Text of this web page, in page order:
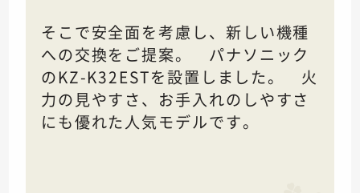
そこで安全面を考慮し、新しい機種
への交換をご提案。 パナソニック
のKZ-K32ESTを設置しました。 火
力の見やすさ、お手入れのしやすさ
にも優れた人気モデルです。